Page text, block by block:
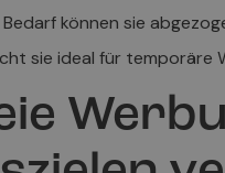
können sie
sie ideal für temporäre